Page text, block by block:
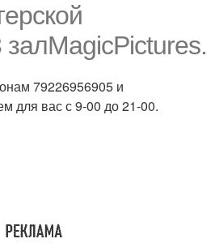
залMagicPictures.
79226956905 и
для вас с 9-00 до 21-00.